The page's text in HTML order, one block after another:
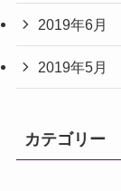
2019年6月
2019年5月
カテゴリー